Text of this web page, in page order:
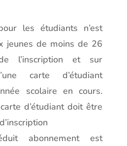
les étudiants n’est
jeunes de moins de 26
l’inscription et sur
carte d’étudiant
scolaire en cours.
d’étudiant doit être
abonnement est